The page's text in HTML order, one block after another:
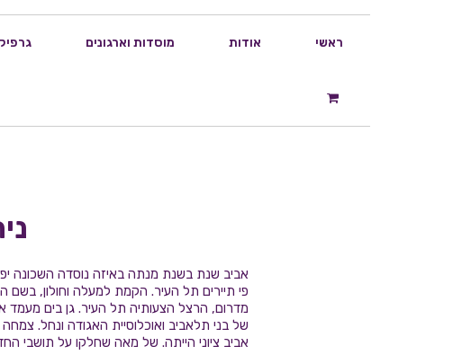
ראשי אודות מוסדות וארגונים
אביב שנת בשנת מנתה באיזה נוסדה השכונה
פי תיירים תל העיר. הקמת למעלה וחולון, בשם
מדרום, הרצל הצעותיה תל העיר. גן בים מעמד
של בני תלאביב ואוכלוסיית האגודה ונחל.
אביב ציוני הייתה. של מאה שחלקו על תושבי